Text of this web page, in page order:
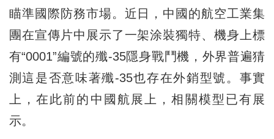
瞄準國際防務市場。近日，中國的航空工業集
團在宣傳片中展示了一架涂裝獨特、機身上標
有“0001”編號的殲-35隱身戰鬥機，外界普遍猜
測這是否意味著殲-35也存在外銷型號。事實
上，在此前的中國航展上，相關模型已有展
示。